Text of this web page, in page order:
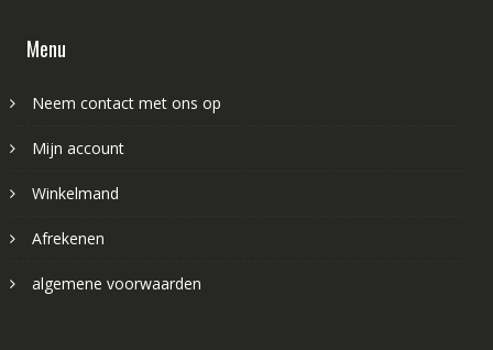
Menu
Neem contact met ons op
Mijn account
Winkelmand
Afrekenen
algemene voorwaarden